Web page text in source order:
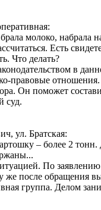
молоко, набрала
Есть
Что делать?
в
правовые
Он поможет
суд.
ул. Братская:
– более 2 тонн.
По
же после обращения
группа. Делом